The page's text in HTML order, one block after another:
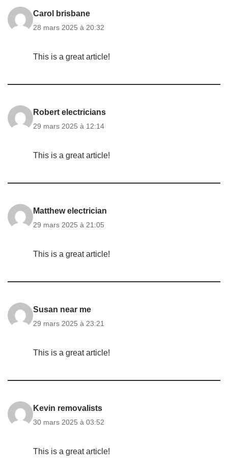
Carol brisbane
28 mars 2025 à 20:32
This is a great article!
Robert electricians
29 mars 2025 à 12:14
This is a great article!
Matthew electrician
29 mars 2025 à 21:05
This is a great article!
Susan near me
29 mars 2025 à 23:21
This is a great article!
Kevin removalists
30 mars 2025 à 03:52
This is a great article!